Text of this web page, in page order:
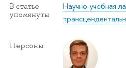
В статье
упомянуты
Научно-учебная
Персоны